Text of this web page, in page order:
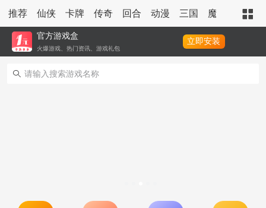
推荐 仙侠 卡牌 传奇 回合 动漫 三国 魔幻 策略
官方游戏盒
火爆游戏、热门资讯、游戏礼包
立即安装